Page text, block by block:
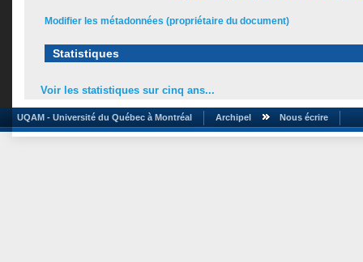
Modifier les métadonnées (propriétaire du document)
Statistiques
Voir les statistiques sur cinq ans...
UQAM - Université du Québec à Montréal Archipel Nous écrire